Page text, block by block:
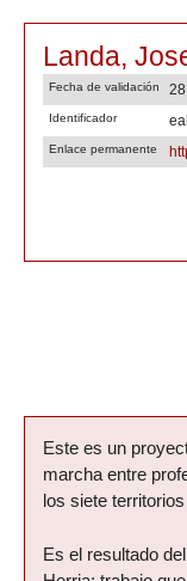
Landa,
Fecha de validación
Identificador
Enlace permanente
Este es un
marcha entre
los siete
Es el resultado